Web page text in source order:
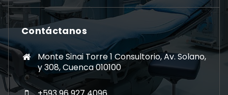
Contáctanos
Monte Sinai Torre 1 Consultorio, Av. Solano,
y 308, Cuenca 010100